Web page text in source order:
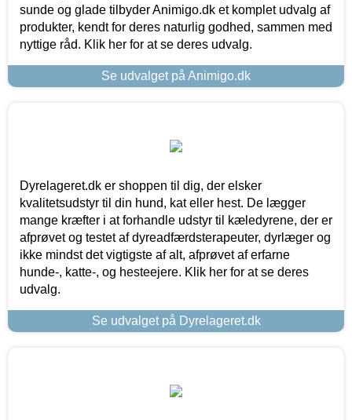
sunde og glade tilbyder Animigo.dk et komplet udvalg af
produkter, kendt for deres naturlig godhed, sammen med
nyttige råd. Klik her for at se deres udvalg.
Se udvalget på Animigo.dk
Dyrelageret.dk er shoppen til dig, der elsker
kvalitetsudstyr til din hund, kat eller hest. De lægger
mange kræfter i at forhandle udstyr til kæledyrene, der er
afprøvet og testet af dyreadfærdsterapeuter, dyrlæger og
ikke mindst det vigtigste af alt, afprøvet af erfarne
hunde-, katte-, og hesteejere. Klik her for at se deres
udvalg.
Se udvalget på Dyrelageret.dk